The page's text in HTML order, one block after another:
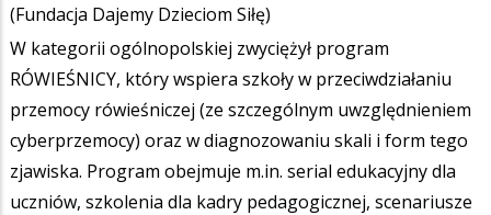
(Fundacja Dajemy Dzieciom Siłę)
W kategorii ogólnopolskiej zwyciężył program
RÓWIEŚNICY, który wspiera szkoły w przeciwdziałaniu
przemocy rówieśniczej (ze szczególnym uwzględnieniem
cyberprzemocy) oraz w diagnozowaniu skali i form tego
zjawiska. Program obejmuje m.in. serial edukacyjny dla
uczniów, szkolenia dla kadry pedagogicznej, scenariusze